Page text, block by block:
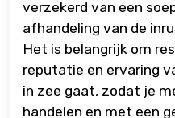
verzekerd van een
afhandeling van de
Het is belangrijk om
reputatie en ervaring
in zee gaat, zodat je
handelen en met een